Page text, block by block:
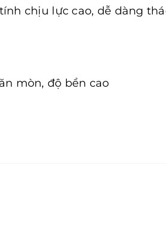
chịu lực cao, dễ dàng
mòn, độ bền cao